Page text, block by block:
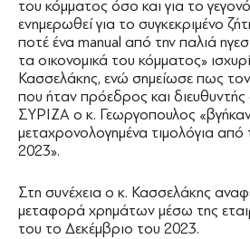
του κόμματος όσο και για το
ενημερωθεί για το συγκεκριμένο
ποτέ ένα manual από την παλιά
τα οικονομικά του κόμματος»
Κασσελάκης, ενώ σημείωσε πως
που ήταν πρόεδρος και διευθυντής
ΣΥΡΙΖΑ ο κ. Γεωργοπουλος
μεταχρονολογημένα τιμολόγια από
2023».
Στη συνέχεια ο κ. Κασσελάκης
μεταφορά χρημάτων μέσω της
του το Δεκέμβριο του 2023.